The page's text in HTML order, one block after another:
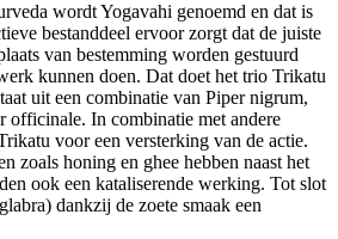
wordt Yogavahi genoemd en dat is
bestanddeel ervoor zorgt dat de juiste
van bestemming worden gestuurd
kunnen doen. Dat doet het trio Trikatu
uit een combinatie van Piper nigrum,
officinale. In combinatie met andere
voor een versterking van de actie.
zoals honing en ghee hebben naast het
ook een kataliserende werking. Tot slot
dankzij de zoete smaak een